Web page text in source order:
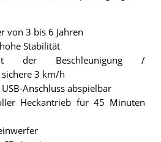
von 3 bis 6 Jahren
Stabilität
der Beschleunigung /
3 km/h
Anschluss abspielbar
Heckantrieb für 45 Minuten